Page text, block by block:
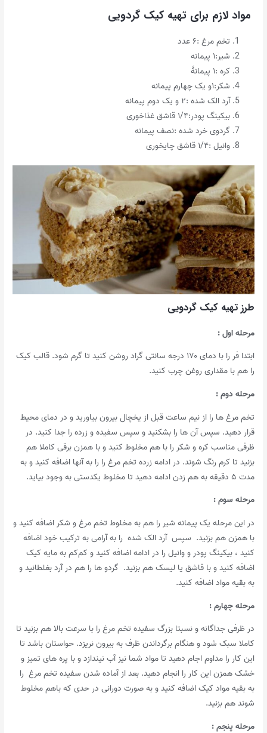
مواد لازم برای تهیه کیک گردویی
تخم مرغ :۶ عدد
شیر:۱ پیمانه
کره :۱ پیمانهٔ
شکر:۱و یک چهارم پیمانه
آرد الک شده :۲ و یک دوم پیمانه
بیکینگ پودر:۱/۴ قاشق غذاخوری
گردوی خرد شده :نصف پیمانه
وانیل :۱/۴ قاشق چایخوری
طرز تهیه کیک گردویی
مرحله اول :
ابتدا فر را با دمای ۱۷۰ درجه سانتی گراد روشن کنید تا گرم شود. قالب کیک
را هم با مقداری روغن چرب کنید.
مرحله دوم :
تخم مرغ ها را از نیم ساعت قبل از یخچال بیرون بیاورید و در دمای محیط
قرار دهید. سپس آن ها را بشکنید و سپس سفیده و زرده را جدا کنید. در
ظرفی مناسب کره و شکر را با هم مخلوط کنید و با همزن برقی کاملا هم
بزنید تا کرم رنگ شوند. در ادامه زرده تخم مرغ را را به آنها اضافه کنید و به
مدت ۵ دقیقه به هم زدن ادامه دهید تا مخلوط یکدستی به وجود بیاید.
مرحله سوم :
در این مرحله یک پیمانه شیر را هم به مخلوط تخم مرغ و شکر اضافه کنید و
با همزن هم بزنید. سپس آرد الک شده را به آرامی به ترکیب خود اضافه
کنید ، بیکینگ پودر و وانیل را در ادامه اضافه کنید و کم‌کم به مایه کیک
اضافه کنید و با قاشق یا لیسک هم بزنید. گردو ها را هم در آرد بغلطانید و
به بقیه مواد اضافه کنید.
مرحله چهارم :
در ظرفی جداگانه و نسبتا بزرگ سفیده تخم مرغ را با سرعت بالا هم بزنید تا
کاملا سبک شود و هنگام برگرداندن ظرف به بیرون نریزد. حواستان باشد تا
این کار را مداوم اجام دهید تا مواد شما نیز آب نیندازد و با پره های تمیز و
خشک همزن این کار را انجام دهید. بعد از آماده شدن سفیده تخم مرغ را
به بقیه مواد کیک اضافه کنید و به صورت دورانی در حدی که باهم مخلوط
شوند هم بزنید.
مرحله پنجم :